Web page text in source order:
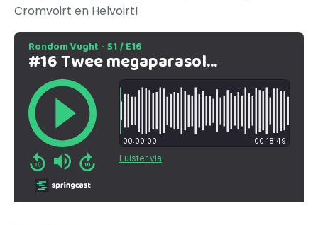
Cromvoirt en Helvoirt!